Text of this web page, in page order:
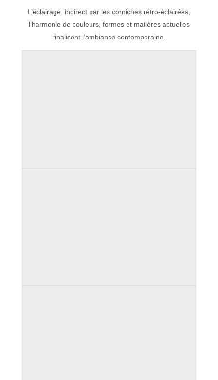
L’éclairage indirect par les corniches rétro-éclairées,
l’harmonie de couleurs, formes et matières actuelles
finalisent l’ambiance contemporaine.